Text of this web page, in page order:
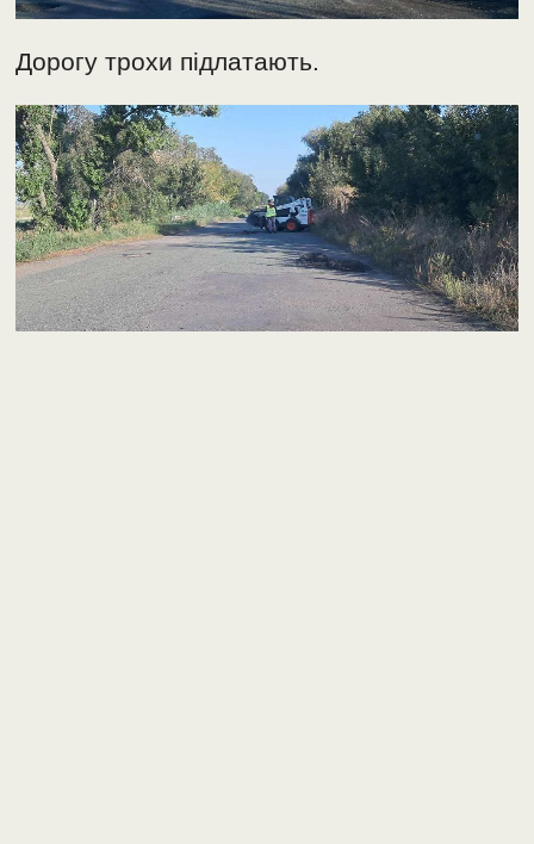
Дорогу трохи підлатають.